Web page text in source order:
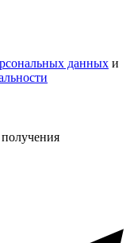
данных и